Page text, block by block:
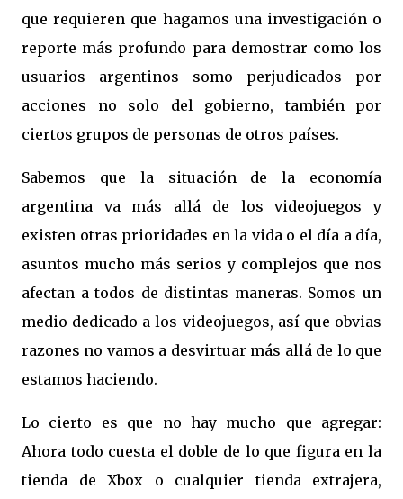
que requieren que hagamos una investigación o
reporte más profundo para demostrar como los
usuarios argentinos somo perjudicados por
acciones no solo del gobierno, también por
ciertos grupos de personas de otros países.
Sabemos que la situación de la economía
argentina va más allá de los videojuegos y
existen otras prioridades en la vida o el día a día,
asuntos mucho más serios y complejos que nos
afectan a todos de distintas maneras. Somos un
medio dedicado a los videojuegos, así que obvias
razones no vamos a desvirtuar más allá de lo que
estamos haciendo.
Lo cierto es que no hay mucho que agregar:
Ahora todo cuesta el doble de lo que figura en la
tienda de Xbox o cualquier tienda extrajera,